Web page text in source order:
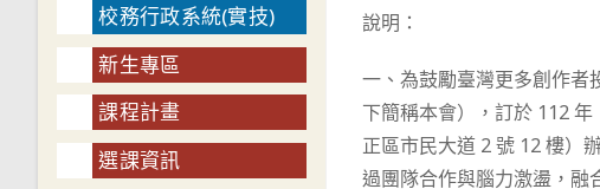
說明：
一、為鼓勵臺灣更多創作者
下簡稱本會），訂於 112
正區市民大道 2 號 12 樓）
過團隊合作與腦力激盪，融
校務行政系統(實技)
新生專區
課程計畫
選課資訊